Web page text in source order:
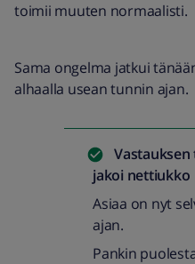
toimii muuten normaalisti.
Sama ongelma jatkui
alhaalla usean tunnin ajan.
jakoi nettiukko
Asiaa on nyt
ajan.
Pankin